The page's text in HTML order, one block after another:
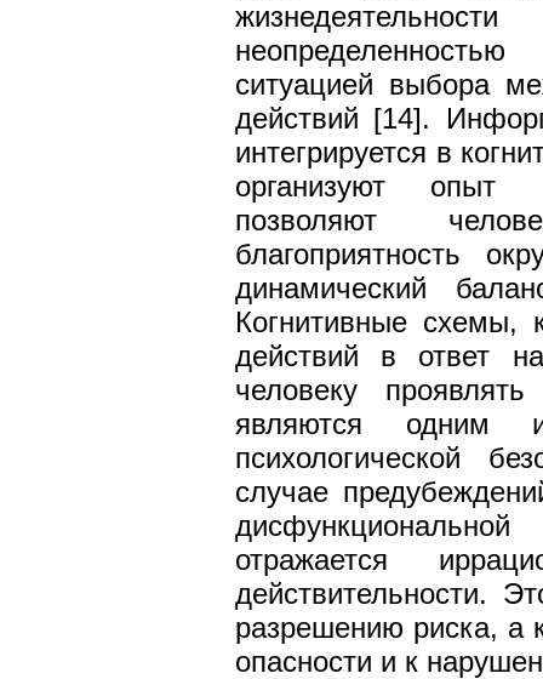
ситуацией выбора
действий [14].
интегрируется в
организуют опыт
позволяют
благоприятность
динамический
Когнитивные схемы,
действий в ответ
человеку
являются одним
психологической
случае
отражается
действительности.
разрешению риска, а
опасности и к